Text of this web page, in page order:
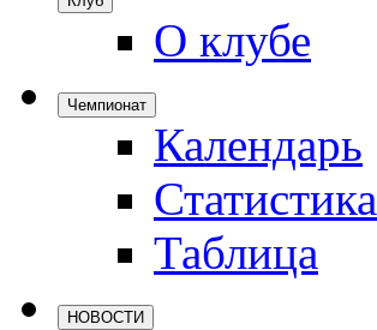
О клубе
Чемпионат
Календарь
Статистика
Таблица
НОВОСТИ